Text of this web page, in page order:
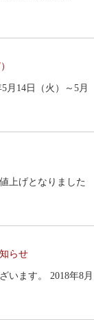
月14日（火）～5月
上げとなりました
らせ
います。 2018年8月